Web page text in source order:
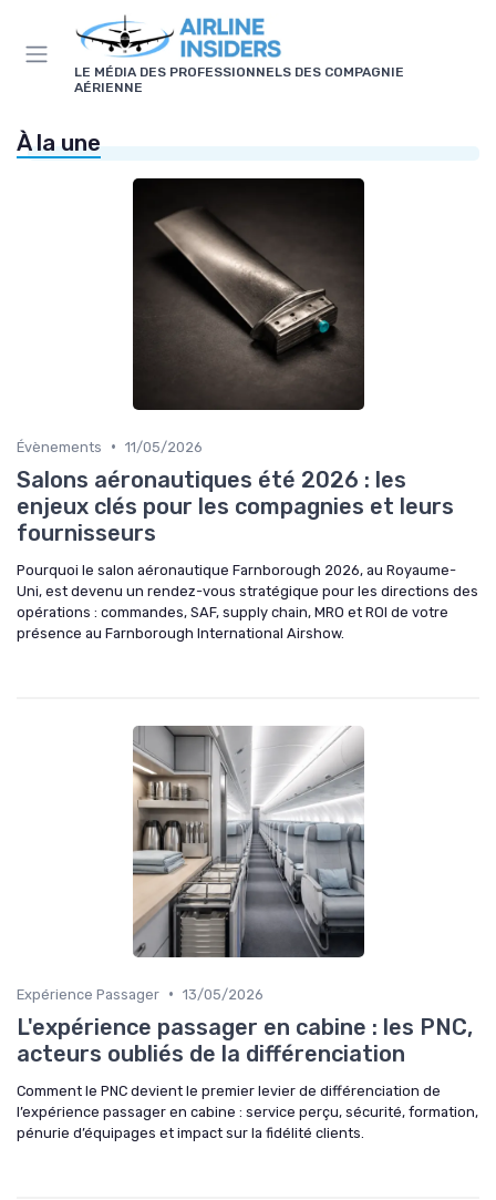
LE MÉDIA DES PROFESSIONNELS DES COMPAGNIE
AÉRIENNE
À la une
Évènements • 11/05/2026
Salons aéronautiques été 2026 : les
enjeux clés pour les compagnies et leurs
fournisseurs
Pourquoi le salon aéronautique Farnborough 2026, au Royaume-
Uni, est devenu un rendez-vous stratégique pour les directions des
opérations : commandes, SAF, supply chain, MRO et ROI de votre
présence au Farnborough International Airshow.
Expérience Passager • 13/05/2026
L'expérience passager en cabine : les PNC,
acteurs oubliés de la différenciation
Comment le PNC devient le premier levier de différenciation de
l’expérience passager en cabine : service perçu, sécurité, formation,
pénurie d’équipages et impact sur la fidélité clients.
Panneau de gestion des cookies